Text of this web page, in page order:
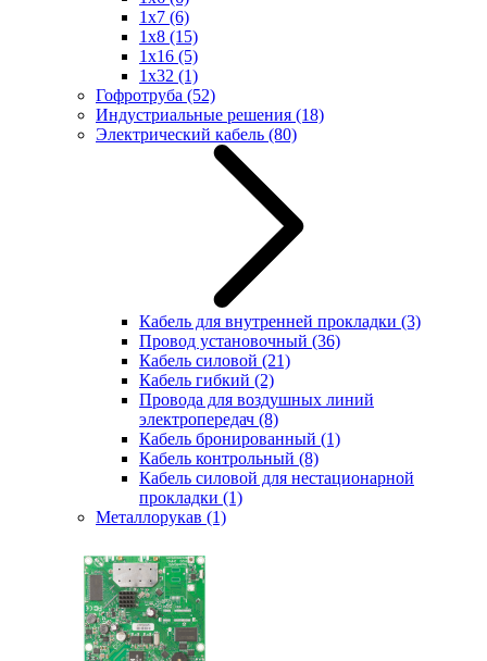
1x7 (6)
1x8 (15)
1x16 (5)
1x32 (1)
Гофротруба (52)
Индустриальные решения (18)
Электрический кабель (80)
Кабель для внутренней прокладки (3)
Провод установочный (36)
Кабель силовой (21)
Кабель гибкий (2)
Провода для воздушных линий
электропередач (8)
Кабель бронированный (1)
Кабель контрольный (8)
Кабель силовой для нестационарной
прокладки (1)
Металлорукав (1)